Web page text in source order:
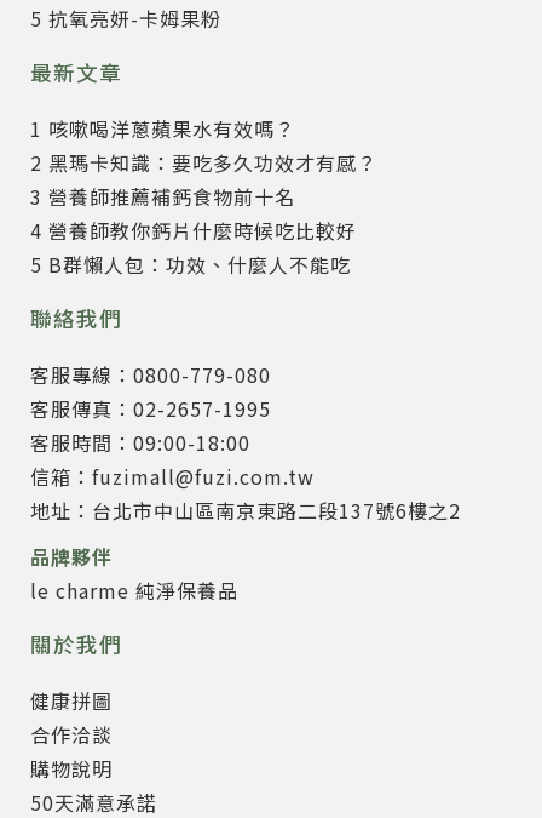
5 抗氧亮妍-卡姆果粉
最新文章
1 咳嗽喝洋蔥蘋果水有效嗎？
2 黑瑪卡知識：要吃多久功效才有感？
3 營養師推薦補鈣食物前十名
4 營養師教你鈣片什麼時候吃比較好
5 B群懶人包：功效、什麼人不能吃
聯絡我們
客服專線：0800-779-080
客服傳真：02-2657-1995
客服時間：09:00-18:00
信箱：fuzimall@fuzi.com.tw
地址：台北市中山區南京東路二段137號6樓之2
品牌夥伴
le charme 純淨保養品
關於我們
健康拼圖
合作洽談
購物說明
50天滿意承諾